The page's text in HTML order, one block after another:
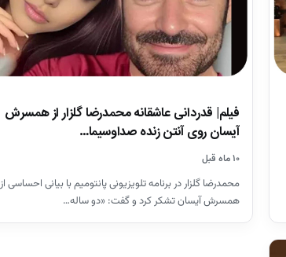
فیلم| قدردانی عاشقانه محمدرضا گلزار از همسرش
آیسان روی آنتن زنده صداوسیما…
۱۰ ماه قبل
محمدرضا گلزار در برنامه تلویزیونی پانتومیم با بیانی احساسی از
همسرش آیسان تشکر کرد و گفت: «دو ساله…